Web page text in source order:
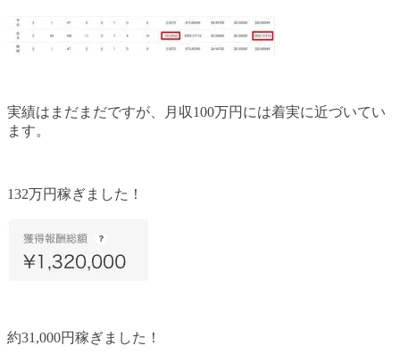
実績はまだまだですが、月収100万円には着実に近づいてい
ます。
132万円稼ぎました！
約31,000円稼ぎました！